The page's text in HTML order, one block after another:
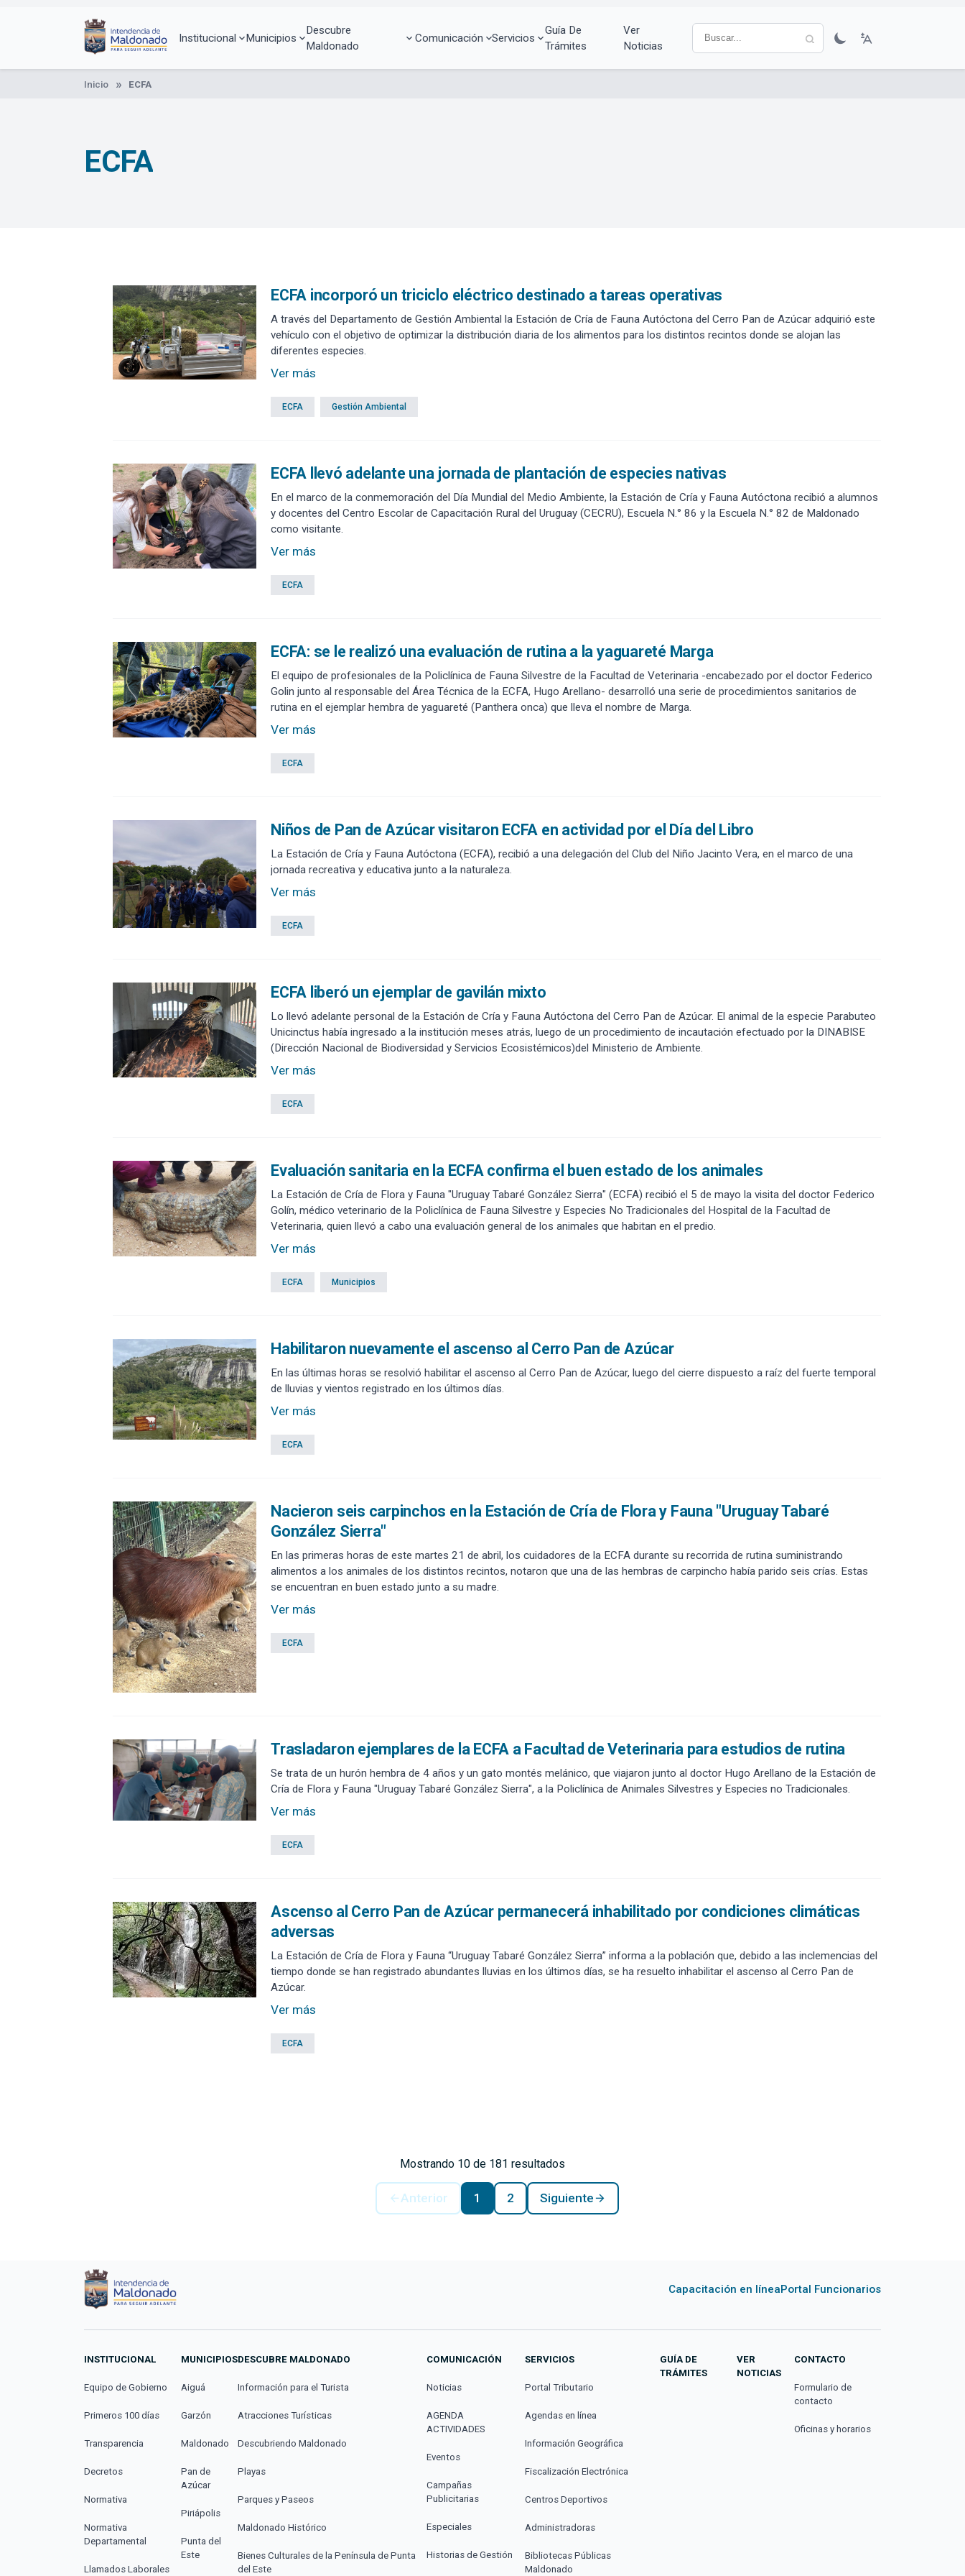
Institucional Municipios
Descubre
Maldonado
Comunicación Servicios
Guía De
Trámites
Ver
Noticias
Inicio ECFA
ECFA
ECFA incorporó un triciclo eléctrico destinado a tareas operativas
A través del Departamento de Gestión Ambiental la Estación de Cría de Fauna Autóctona del Cerro Pan de Azúcar adquirió este
vehículo con el objetivo de optimizar la distribución diaria de los alimentos para los distintos recintos donde se alojan las
diferentes especies.
Ver más
ECFA Gestión Ambiental
ECFA llevó adelante una jornada de plantación de especies nativas
En el marco de la conmemoración del Día Mundial del Medio Ambiente, la Estación de Cría y Fauna Autóctona recibió a alumnos
y docentes del Centro Escolar de Capacitación Rural del Uruguay (CECRU), Escuela N.° 86 y la Escuela N.° 82 de Maldonado
como visitante.
Ver más
ECFA
ECFA: se le realizó una evaluación de rutina a la yaguareté Marga
El equipo de profesionales de la Policlínica de Fauna Silvestre de la Facultad de Veterinaria -encabezado por el doctor Federico
Golin junto al responsable del Área Técnica de la ECFA, Hugo Arellano- desarrolló una serie de procedimientos sanitarios de
rutina en el ejemplar hembra de yaguareté (Panthera onca) que lleva el nombre de Marga.
Ver más
ECFA
Niños de Pan de Azúcar visitaron ECFA en actividad por el Día del Libro
La Estación de Cría y Fauna Autóctona (ECFA), recibió a una delegación del Club del Niño Jacinto Vera, en el marco de una
jornada recreativa y educativa junto a la naturaleza.
Ver más
ECFA
ECFA liberó un ejemplar de gavilán mixto
Lo llevó adelante personal de la Estación de Cría y Fauna Autóctona del Cerro Pan de Azúcar. El animal de la especie Parabuteo
Unicinctus había ingresado a la institución meses atrás, luego de un procedimiento de incautación efectuado por la DINABISE
(Dirección Nacional de Biodiversidad y Servicios Ecosistémicos)del Ministerio de Ambiente.
Ver más
ECFA
Evaluación sanitaria en la ECFA confirma el buen estado de los animales
La Estación de Cría de Flora y Fauna "Uruguay Tabaré González Sierra" (ECFA) recibió el 5 de mayo la visita del doctor Federico
Golín, médico veterinario de la Policlínica de Fauna Silvestre y Especies No Tradicionales del Hospital de la Facultad de
Veterinaria, quien llevó a cabo una evaluación general de los animales que habitan en el predio.
Ver más
ECFA Municipios
Habilitaron nuevamente el ascenso al Cerro Pan de Azúcar
En las últimas horas se resolvió habilitar el ascenso al Cerro Pan de Azúcar, luego del cierre dispuesto a raíz del fuerte temporal
de lluvias y vientos registrado en los últimos días.
Ver más
ECFA
Nacieron seis carpinchos en la Estación de Cría de Flora y Fauna "Uruguay Tabaré
González Sierra"
En las primeras horas de este martes 21 de abril, los cuidadores de la ECFA durante su recorrida de rutina suministrando
alimentos a los animales de los distintos recintos, notaron que una de las hembras de carpincho había parido seis crías. Estas
se encuentran en buen estado junto a su madre.
Ver más
ECFA
Trasladaron ejemplares de la ECFA a Facultad de Veterinaria para estudios de rutina
Se trata de un hurón hembra de 4 años y un gato montés melánico, que viajaron junto al doctor Hugo Arellano de la Estación de
Cría de Flora y Fauna "Uruguay Tabaré González Sierra", a la Policlínica de Animales Silvestres y Especies no Tradicionales.
Ver más
ECFA
Ascenso al Cerro Pan de Azúcar permanecerá inhabilitado por condiciones climáticas
adversas
La Estación de Cría de Flora y Fauna “Uruguay Tabaré González Sierra” informa a la población que, debido a las inclemencias del
tiempo donde se han registrado abundantes lluvias en los últimos días, se ha resuelto inhabilitar el ascenso al Cerro Pan de
Azúcar.
Ver más
ECFA
Mostrando 10 de 181 resultados
Anterior 1 2 Siguiente
Capacitación en líneaPortal Funcionarios
INSTITUCIONAL
Equipo de Gobierno
Primeros 100 días
Transparencia
Decretos
Normativa
Normativa
Departamental
Llamados Laborales
MUNICIPIOS
Aiguá
Garzón
Maldonado
Pan de
Azúcar
Piriápolis
Punta del
Este
DESCUBRE MALDONADO
Información para el Turista
Atracciones Turísticas
Descubriendo Maldonado
Playas
Parques y Paseos
Maldonado Histórico
Bienes Culturales de la Península de Punta
del Este
COMUNICACIÓN
Noticias
AGENDA
ACTIVIDADES
Eventos
Campañas
Publicitarias
Especiales
Historias de Gestión
SERVICIOS
Portal Tributario
Agendas en línea
Información Geográfica
Fiscalización Electrónica
Centros Deportivos
Administradoras
Bibliotecas Públicas
Maldonado
GUÍA DE
TRÁMITES
VER
NOTICIAS
CONTACTO
Formulario de
contacto
Oficinas y horarios